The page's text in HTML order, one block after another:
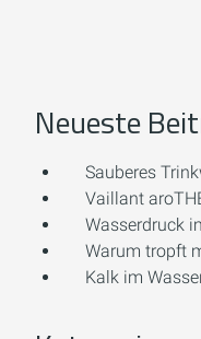
Neueste
Sauberes
Vaillant
Wasserdruck
Warum tropft
Kalk im